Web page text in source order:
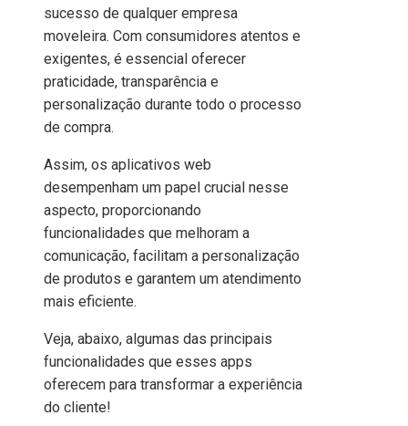
sucesso de qualquer empresa
moveleira. Com consumidores atentos e
exigentes, é essencial oferecer
praticidade, transparência e
personalização durante todo o processo
de compra.
Assim, os aplicativos web
desempenham um papel crucial nesse
aspecto, proporcionando
funcionalidades que melhoram a
comunicação, facilitam a personalização
de produtos e garantem um atendimento
mais eficiente.
Veja, abaixo, algumas das principais
funcionalidades que esses apps
oferecem para transformar a experiência
do cliente!